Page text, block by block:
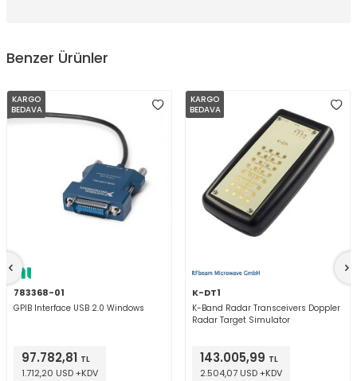
Benzer Ürünler
KARGO
BEDAVA
783368-01
GPIB Interface USB 2.0 Windows
97.782,81 TL
1.712,20 USD +KDV
KARGO
BEDAVA
K-DT1
K-Band Radar Transceivers Doppler
Radar Target Simulator
143.005,99 TL
2.504,07 USD +KDV